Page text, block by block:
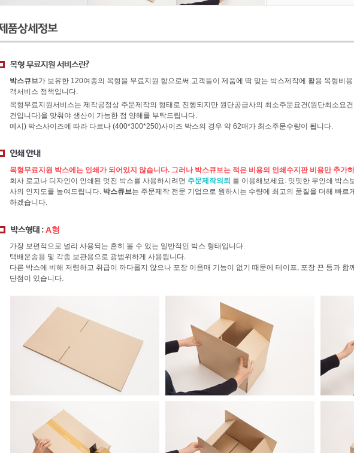
주문제작의뢰
무료목형서비스란?
박스큐브가 보유한 120여종의 목형을 무료지원 함으로써 고객들이 제품에 딱 맞는 박스제작에 활용 목형비
객서비스 정책입니다.
목형무료지원서비스는 제작공정상 주문제작의 형태로 진행되지만 원단공급사의 최소주문요건(원단최소요
건입니다)을 맞춰야 생산이 가능한 점 양해를 부탁드립니다.
예시) 박스사이즈에 따라 다르나 (400*300*250)사이즈 박스의 경우 약 62매가 최소주문수량이 됩니다.
목형무료지원 박스에는 인쇄가 되어있지 않습니다. 그러나 박스큐브는 적은 비용의 인쇄수지판 비용만 추가
회사 로고나 디자인이 인쇄된 멋진 박스를 사용하시려면 주문제작의뢰 를 이용해보세요. 밋밋한 무인쇄 박스
사의 인지도를 높여드립니다. 박스큐브는 주문제작 전문 기업으로 원하시는 수량에 최고의 품질을 더해 빠르
하겠습니다.
A형
가장 보편적으로 널리 사용되는 흔히 볼 수 있는 일반적인 박스 형태입니다.
택배운송용 및 각종 보관용으로 광범위하게 사용됩니다.
다른 박스에 비해 저렴하고 취급이 까다롭지 않으나 포장 이음매 기능이 없기 때문에 테이프, 포장 끈 등과 함
단점이 있습니다.